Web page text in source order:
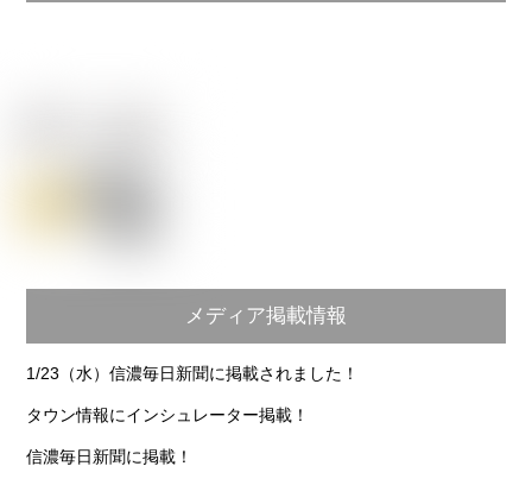
メディア掲載情報
1/23（水）信濃毎日新聞に掲載されました！
タウン情報にインシュレーター掲載！
信濃毎日新聞に掲載！